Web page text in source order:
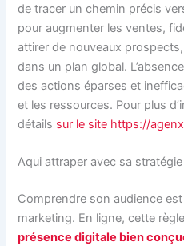
de tracer un chemin précis
pour augmenter les ventes,
attirer de nouveaux
dans un plan global.
des actions éparses et
et les ressources. Pour plus
détails sur le site https://
Aqui attraper avec sa
Comprendre son audience
marketing. En ligne, cette
présence digitale bien